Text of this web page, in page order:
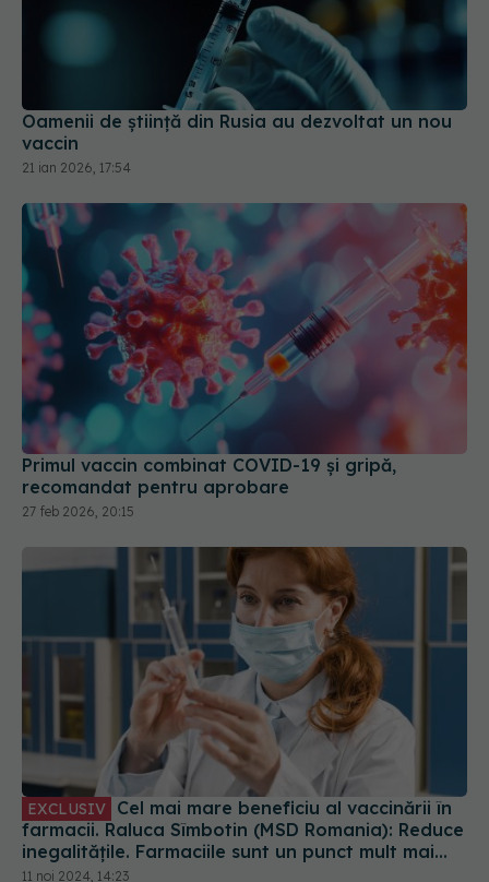
Oamenii de ştiinţă din Rusia au dezvoltat un nou
Primul vaccin combinat COVID-19 și gripă,
recomandat pentru aprobare
27 feb 2026, 20:15
farmacii. Raluca Sîmbotin (MSD Romania): Reduce
inegalitățile. Farmaciile sunt un punct mult mai
convenabil pentru vaccinare
11 noi 2024, 14:23